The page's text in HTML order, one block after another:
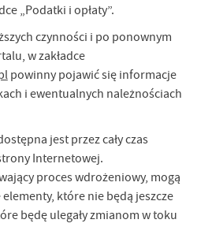
„Podatki i opłaty”.
czynności i po ponownym
w zakładce
powinny pojawić się informacje
i ewentualnych należnościach
jest przez cały czas
Internetowej.
proces wdrożeniowy, mogą
które nie będą jeszcze
będę ulegały zmianom w toku